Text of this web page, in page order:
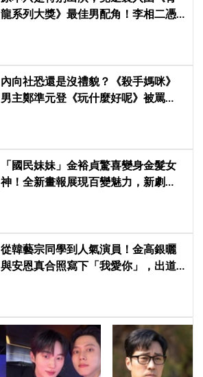
龍系列大獎》最佳男配角！李相二憑
內向社恐還是沒禮貌？《殺手媽咪》
男主鄭準元登《玩什麼好呢》被罵
「國民妹妹」金裕貞驚喜變身金髮女
神！全新畫報展現百變魅力，新劇
從韓藝宗同學到人氣演員！金高銀曬
與安恩真合照寫下「我愛你」，出道